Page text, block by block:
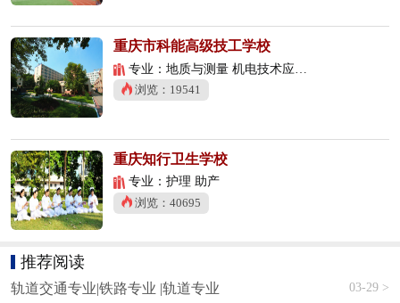
重庆市科能高级技工学校
专业：地质与测量 机电技术应用 数控技术应用
浏览：19541
重庆知行卫生学校
专业：护理 助产
浏览：40695
推荐阅读
轨道交通专业|铁路专业 |轨道专业 03-29 >